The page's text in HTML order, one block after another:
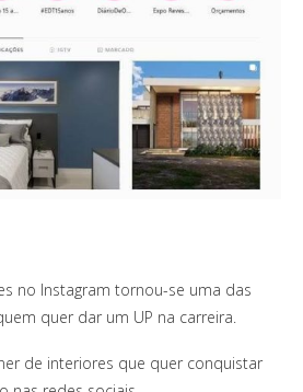
no Instagram tornou-se uma das
quer dar um UP na carreira.
de interiores que quer conquistar